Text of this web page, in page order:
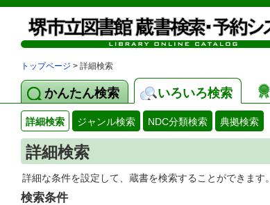
トップページ > 詳細検索
かんたん検索 いろいろ検索
詳細検索 ジャンル検索 NDC分類検索 典拠検索
詳細検索
詳細な条件を設定して、蔵書を検索することができます。
検索条件